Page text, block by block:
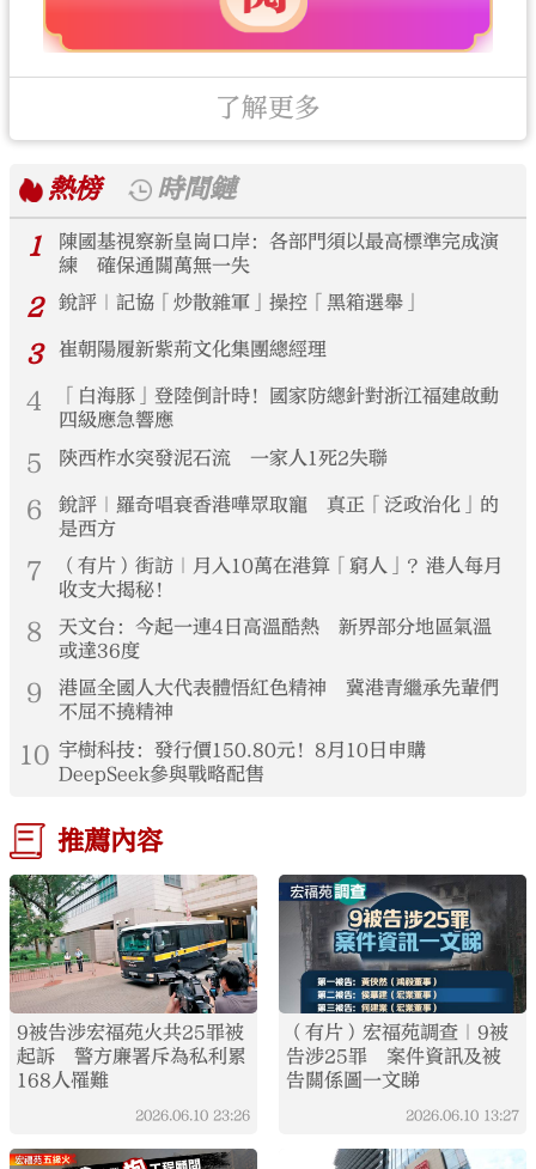
了解更多
熱榜
時間鏈
1
陳國基視察新皇崗口岸：各部門須以最高標準完成演
練 確保通關萬無一失
2 銳評｜記協「炒散雜軍」操控「黑箱選舉」
3 崔朝陽履新紫荊文化集團總經理
4
「白海豚」登陸倒計時！國家防總針對浙江福建啟動
四級應急響應
5 陝西柞水突發泥石流 一家人1死2失聯
6
銳評｜羅奇唱衰香港嘩眾取寵 真正「泛政治化」的
是西方
7
（有片）街訪｜月入10萬在港算「窮人」？港人每月
收支大揭秘！
8
天文台：今起一連4日高溫酷熱 新界部分地區氣溫
或達36度
9
港區全國人大代表體悟紅色精神 冀港青繼承先輩們
不屈不撓精神
10 宇樹科技：發行價150.80元！8月10日申購
DeepSeek參與戰略配售
推薦內容
9被告涉宏福苑火共25罪被
起訴 警方廉署斥為私利累
168人罹難
2026.06.10 23:26
（有片）宏福苑調查｜9被
告涉25罪 案件資訊及被
告關係圖一文睇
2026.06.10 13:27